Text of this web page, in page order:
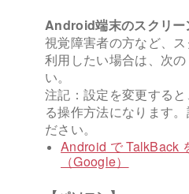
Android端末のスクリー
視覚障害者の方など、
利用したい場合は、次
い。
注記：設定を変更する
る操作方法になります
ださい。
Android で TalkBack
（Google）